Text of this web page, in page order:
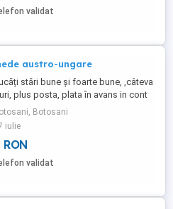
validat
austro-ungare
stări bune și foarte bune, ,câteva
plus posta, plata în avans in cont
la cerere
Botosani
iulie
RON
validat